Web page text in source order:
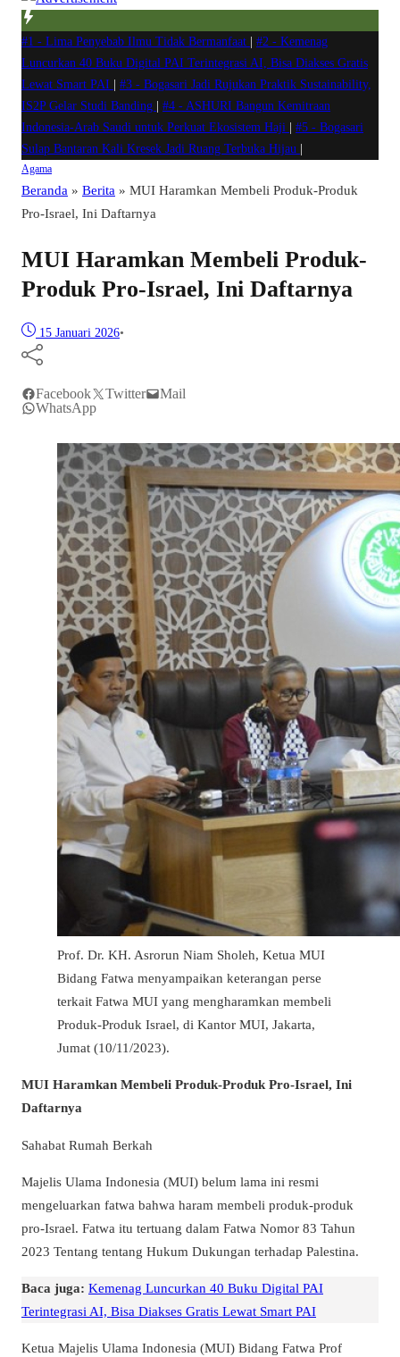
#1 - Lima Penyebab Ilmu Tidak Bermanfaat #2 - Kemenag
Luncurkan 40 Buku Digital PAI Terintegrasi AI, Bisa Diakses Gratis
Lewat Smart PAI
#3 - Bogasari Jadi Rujukan Praktik Sustainability,
IS2P Gelar Studi Banding
#4 - ASHURI Bangun Kemitraan
Indonesia-Arab Saudi untuk Perkuat Ekosistem Haji
#5 - Bogasari
Sulap Bantaran Kali Kresek Jadi Ruang Terbuka Hijau
Agama
Beranda » Berita » MUI Haramkan Membeli Produk-Produk
Pro-Israel, Ini Daftarnya
MUI Haramkan Membeli Produk-
Produk Pro-Israel, Ini Daftarnya
15 Januari 2026•
Facebook Twitter
Mail
WhatsApp
Prof. Dr. KH. Asrorun Niam Sholeh, Ketua MUI
Bidang Fatwa menyampaikan keterangan perse
terkait Fatwa MUI yang mengharamkan membeli
Produk-Produk Israel, di Kantor MUI, Jakarta,
Jumat (10/11/2023).
MUI Haramkan Membeli Produk-Produk Pro-Israel, Ini
Daftarnya
Sahabat Rumah Berkah
Majelis Ulama Indonesia (MUI) belum lama ini resmi
mengeluarkan fatwa bahwa haram membeli produk-produk
pro-Israel. Fatwa itu tertuang dalam Fatwa Nomor 83 Tahun
2023 Tentang tentang Hukum Dukungan terhadap Palestina.
Baca juga: Kemenag Luncurkan 40 Buku Digital PAI
Terintegrasi AI, Bisa Diakses Gratis Lewat Smart PAI
Ketua Majelis Ulama Indonesia (MUI) Bidang Fatwa Prof